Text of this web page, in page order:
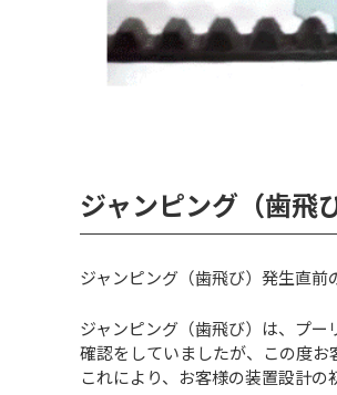
ジャンピング（歯飛
ジャンピング（歯飛び）発生直前
ジャンピング（歯飛び）は、プ
確認をしていましたが、この度お
これにより、お客様の装置設計